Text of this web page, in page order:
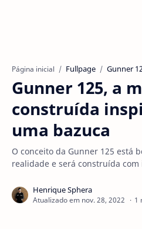
Página inicial Fullpage Gunner
Gunner 125, a
construída
uma bazuca
O conceito da Gunner 125 está
realidade e será construída
1